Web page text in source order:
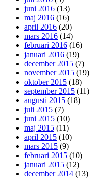
juni 2016 (13)
maj 2016 (16)
april 2016 (20)
mars 2016 (14)
februari 2016 (16)
januari 2016 (19)
december 2015 (7)
november 2015 (19)
oktober 2015 (18)
september 2015 (11)
augusti 2015 (18)
juli 2015 (7)
juni 2015 (10)
maj 2015 (11)
april 2015 (10)
mars 2015 (9)
februari 2015 (10)
januari 2015 (12)
december 2014 (13)